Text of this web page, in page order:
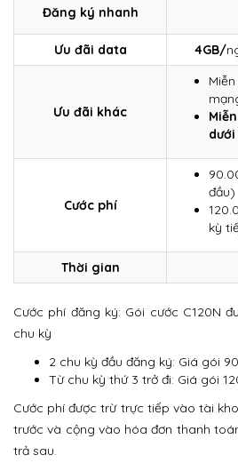
Đăng ký nhanh
Ưu đãi data 4GB/
Ưu đãi khác
Cước phí
đầu)
kỳ
Thời gian
Cước phí đăng ký: Gói cước C120N
chu kỳ
2 chu kỳ đầu đăng ký: Giá gói
Từ chu kỳ thứ 3 trở đi: Giá gói
Cước phí được trừ trực tiếp vào tài
trước và cộng vào hóa đơn thanh
trả sau.